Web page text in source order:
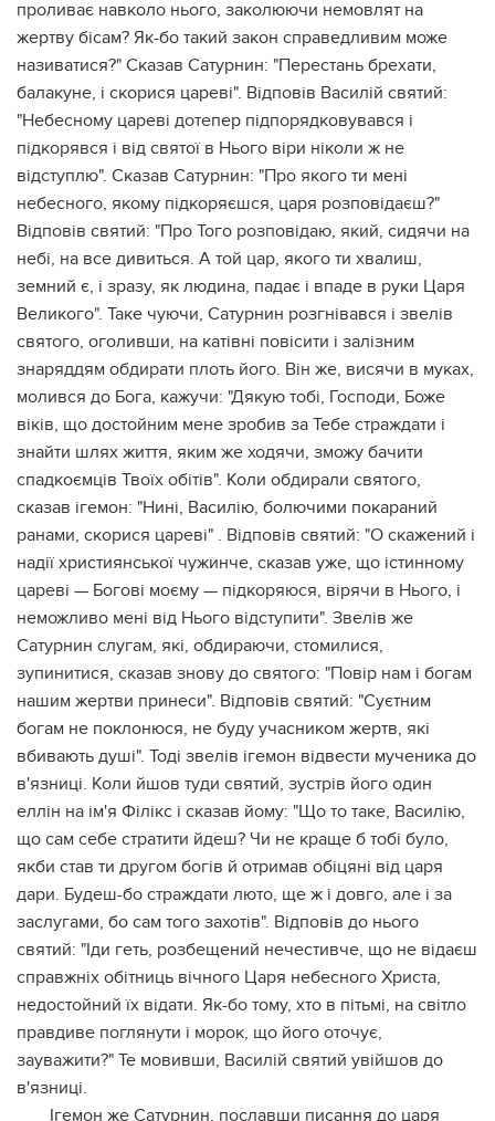
проливає навколо нього, заколюючи немовлят на
жертву бісам? Як-бо такий закон справедливим може
називатися?" Сказав Сатурнин: "Перестань брехати,
балакуне, і скорися цареві". Відповів Василій святий:
"Небесному цареві дотепер підпорядковувався і
підкорявся і від святої в Нього віри ніколи ж не
відступлю". Сказав Сатурнин: "Про якого ти мені
небесного, якому підкоряєшся, царя розповідаєш?"
Відповів святий: "Про Того розповідаю, який, сидячи на
небі, на все дивиться. А той цар, якого ти хвалиш,
земний є, і зразу, як людина, падає і впаде в руки Царя
Великого". Таке чуючи, Сатурнин розгнівався і звелів
святого, оголивши, на катівні повісити і залізним
знаряддям обдирати плоть його. Він же, висячи в муках,
молився до Бога, кажучи: "Дякую тобі, Господи, Боже
віків, що достойним мене зробив за Тебе страждати і
знайти шлях життя, яким же ходячи, зможу бачити
спадкоємців Твоїх обітів". Коли обдирали святого,
сказав ігемон: "Нині, Василію, болючими покараний
ранами, скорися цареві" . Відповів святий: "О скажений і
надії християнської чужинче, сказав уже, що істинному
цареві — Богові моєму — підкоряюся, вірячи в Нього, і
неможливо мені від Нього відступити". Звелів же
Сатурнин слугам, які, обдираючи, стомилися,
зупинитися, сказав знову до святого: "Повір нам і богам
нашим жертви принеси". Відповів святий: "Суєтним
богам не поклонюся, не буду учасником жертв, які
вбивають душі". Тоді звелів ігемон відвести мученика до
в'язниці. Коли йшов туди святий, зустрів його один
еллін на ім'я Філікс і сказав йому: "Що то таке, Василію,
що сам себе стратити йдеш? Чи не краще б тобі було,
якби став ти другом богів й отримав обіцяні від царя
дари. Будеш-бо страждати люто, ще ж і довго, але і за
заслугами, бо сам того захотів". Відповів до нього
святий: "Іди геть, розбещений нечестивче, що не відаєш
справжніх обітниць вічного Царя небесного Христа,
недостойний їх відати. Як-бо тому, хто в пітьмі, на світло
правдиве поглянути і морок, що його оточує,
зауважити?" Те мовивши, Василій святий увійшов до
в'язниці.
Ігемон же Сатурнин, пославши писання до царя